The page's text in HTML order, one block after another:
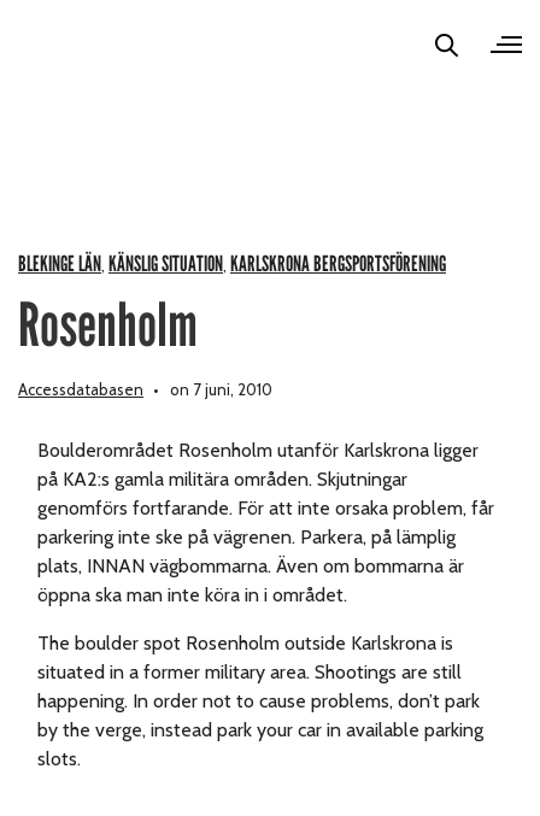
BLEKINGE LÄN KÄNSLIG SITUATION KARLSKRONA BERGSPORTSFÖRENING
Rosenholm
Accessdatabasen on 7 juni, 2010
Boulderområdet Rosenholm utanför Karlskrona ligger
på KA2:s gamla militära områden. Skjutningar
genomförs fortfarande. För att inte orsaka problem, får
parkering inte ske på vägrenen. Parkera, på lämplig
plats, INNAN vägbommarna. Även om bommarna är
öppna ska man inte köra in i området.
The boulder spot Rosenholm outside Karlskrona is
situated in a former military area. Shootings are still
happening. In order not to cause problems, don’t park
by the verge, instead park your car in available parking
slots.